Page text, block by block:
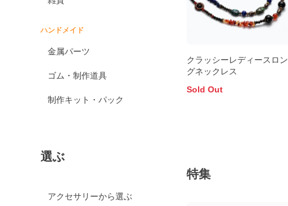
ハンドメイド
金属パーツ
ゴム・制作道具
制作キット・パック
選ぶ
アクセサリーから選ぶ
クラッシーレディースロン
グネックレス
Sold Out
特集